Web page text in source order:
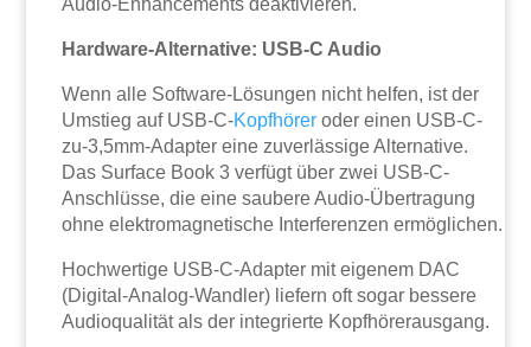
Hardware-Alternative: USB-C Audio
Wenn alle Software-Lösungen nicht helfen, ist der
Umstieg auf USB-C-Kopfhörer oder einen USB-C-
zu-3,5mm-Adapter eine zuverlässige Alternative.
Das Surface Book 3 verfügt über zwei USB-C-
Anschlüsse, die eine saubere Audio-Übertragung
ohne elektromagnetische Interferenzen ermöglichen.
Hochwertige USB-C-Adapter mit eigenem DAC
(Digital-Analog-Wandler) liefern oft sogar bessere
Audioqualität als der integrierte Kopfhörerausgang.